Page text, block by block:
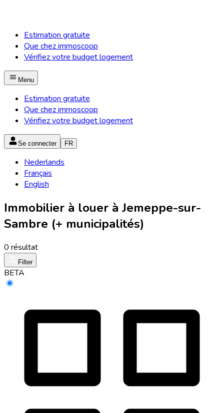
Estimation gratuite
Que chez immoscoop
Vérifiez votre budget logement
Menu
Estimation gratuite
Que chez immoscoop
Vérifiez votre budget logement
Se connecter FR
Nederlands
Français
English
Immobilier à louer à Jemeppe-sur-
Sambre (+ municipalités)
0 résultat
Filter
BETA